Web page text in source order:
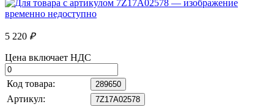
5 220 ₽
Цена включает НДС
Код товара: 289650
Артикул: 7Z17A02578